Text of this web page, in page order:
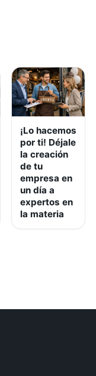
¡Lo hacemos
por ti! Déjale
la creación
de tu
empresa en
un día a
expertos en
la materia